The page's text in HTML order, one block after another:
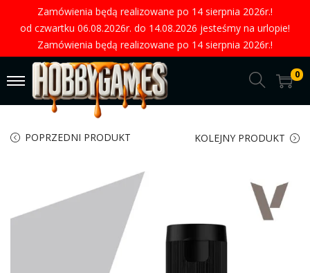
Zamówienia będą realizowane po 14 sierpnia 2026r.!
od czwartku 06.08.2026r. do 14.08.2026 jesteśmy na urlopie!
Zamówienia będą realizowane po 14 sierpnia 2026r.!
0
POPRZEDNI PRODUKT KOLEJNY PRODUKT